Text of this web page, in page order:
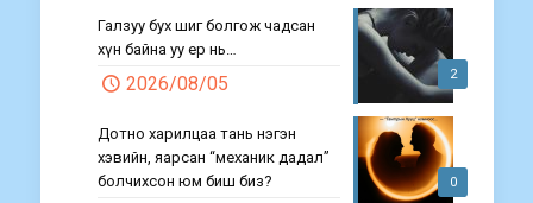
2
Галзуу бух шиг болгож чадсан
хүн байна уу ер нь…
2026/08/05
0
Дотно харилцаа тань нэгэн
хэвийн, яарсан “механик дадал”
болчихсон юм биш биз?